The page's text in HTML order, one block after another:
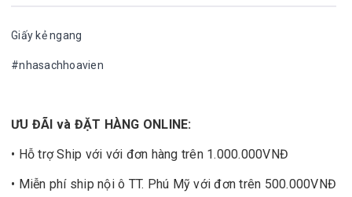
Giấy kẻ ngang
#nhasachhoavien
ƯU ĐÃI và ĐẶT HÀNG ONLINE:
• Hỗ trợ Ship với với đơn hàng trên 1.000.000VNĐ
• Miễn phí ship nội ô TT. Phú Mỹ với đơn trên 500.000VNĐ